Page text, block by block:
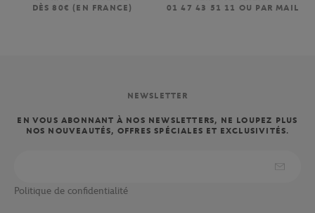
DÈS 80€ (EN FRANCE)
01 47 43 51 11 OU PAR MAIL
NEWSLETTER
EN VOUS ABONNANT À NOS NEWSLETTERS, NE LOUPEZ PLUS
NOS NOUVEAUTÉS, OFFRES SPÉCIALES ET EXCLUSIVITÉS.
Politique de confidentialité